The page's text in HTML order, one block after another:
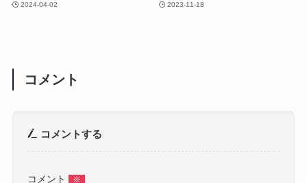
2024-04-02 2023-11-18
コメント
コメントする
コメント ※